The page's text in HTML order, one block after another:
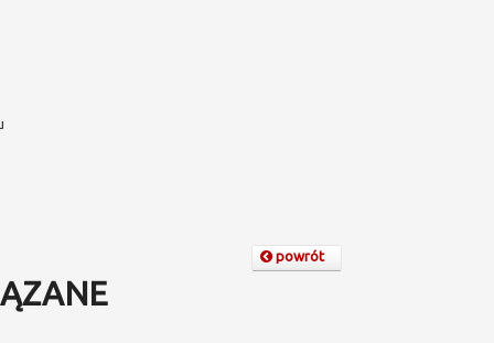
powrót